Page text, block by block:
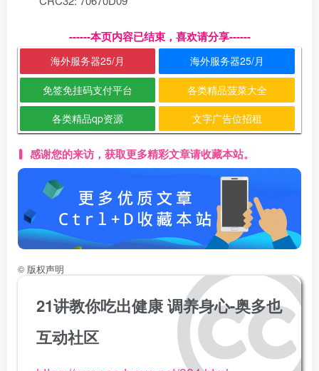
------本页内容已结束，喜欢请分享------
海外服务器25/月 海外服务器25/月
免签免挂码支付平台 各类精品菠菜大全
各类精品qp资源 文字广告位招租
感谢您的来访，获取更多精彩文章请收藏本站。
© 版权声明
21讲教你吃出健康 调养身心-奥多也
互动社区